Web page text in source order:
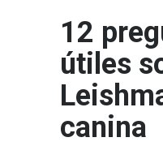
12
útiles
canina